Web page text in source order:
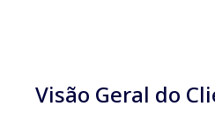
Visão Geral do